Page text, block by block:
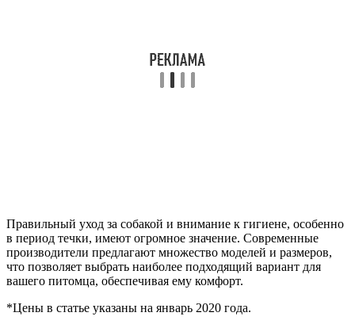
Правильный уход за собакой и внимание к гигиене, особенно
в период течки, имеют огромное значение. Современные
производители предлагают множество моделей и размеров,
что позволяет выбрать наиболее подходящий вариант для
вашего питомца, обеспечивая ему комфорт.
*Цены в статье указаны на январь 2020 года.